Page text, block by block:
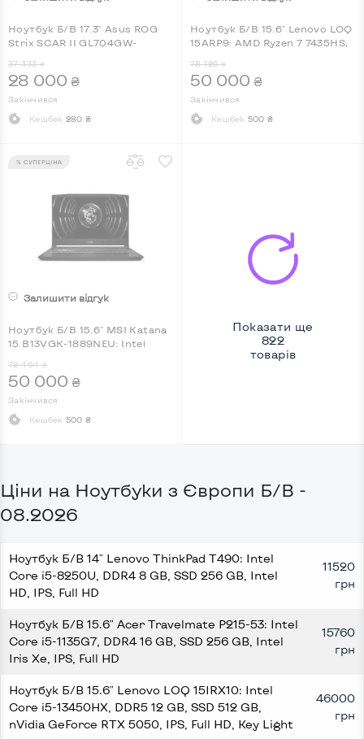
Ноутбук Б/В 17.3" Asus ROG
Strix SCAR II GL704GW-
DDR4 16 GB, SSD 512 GB + HDD
1 TB, nVidia GeForce RTX 2060,
IPS, Full HD, Key Light
37 333 ₴
28 000 ₴
Закінчився
Кешбек 280 ₴
Ноутбук Б/В 15.6" Lenovo LOQ
15ARP9: AMD Ryzen 7 7435HS,
nVidia GeForce RTX 4070, IPS,
Full HD, Key Light
78 125 ₴
50 000 ₴
Закінчився
Кешбек 500 ₴
% СУПЕРЦІНА
Залишити відгук
Ноутбук Б/В 15.6" MSI Katana
15 B13VGK-1889NEU: Intel
SSD 1 TB, nVidia GeForce RTX
4070, IPS, Full HD, Key Light
72 464 ₴
50 000 ₴
Закінчився
Кешбек 500 ₴
Показати ще
822
товарів
Ціни на Ноутбуки з Європи Б/В -
08.2026
Ноутбук Б/В 14" Lenovo ThinkPad T490: Intel
Core i5-8250U, DDR4 8 GB, SSD 256 GB, Intel
HD, IPS, Full HD
11520
грн
Ноутбук Б/В 15.6" Acer Travelmate P215-53: Intel
Core i5-1135G7, DDR4 16 GB, SSD 256 GB, Intel
Iris Xe, IPS, Full HD
15760
грн
Ноутбук Б/В 15.6" Lenovo LOQ 15IRX10: Intel
Core i5-13450HX, DDR5 12 GB, SSD 512 GB,
nVidia GeForce RTX 5050, IPS, Full HD, Key Light
46000
грн